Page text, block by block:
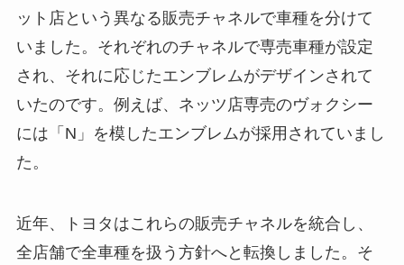
ット店という異なる販売チャネルで車種を分けて
いました。それぞれのチャネルで専売車種が設定
され、それに応じたエンブレムがデザインされて
いたのです。例えば、ネッツ店専売のヴォクシー
には「N」を模したエンブレムが採用されていまし
た。
近年、トヨタはこれらの販売チャネルを統合し、
全店舗で全車種を扱う方針へと転換しました。そ